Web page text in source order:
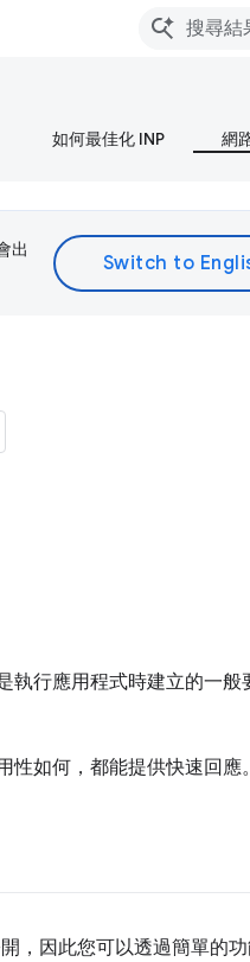
如何最佳化 INP 網
出
執行應用程式時建立的一般
如何，都能提供快速回應
，因此您可以透過簡單的